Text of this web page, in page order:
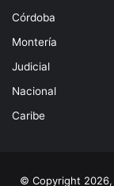
Córdoba
Montería
Judicial
Nacional
Caribe
© Copyright 2026,